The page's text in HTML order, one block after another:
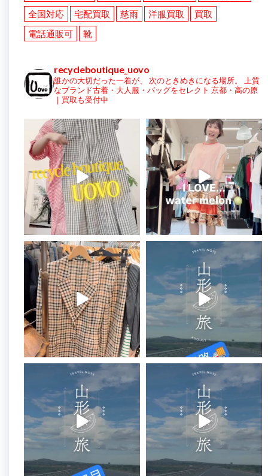
全国対応
宅配買取 慈雨 洋服買取
買取
電話通販可
靴
recycleboutique_uovo
誰かの大切だった一着が、 次のときめきになる場所。
上質
なブランド古着・大人服・バッグをセレクト 京都・高の原
｜買取も受付中